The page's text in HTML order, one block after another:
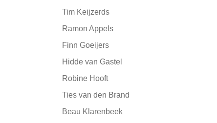
Tim Keijzerds
Ramon Appels
Finn Goeijers
Hidde van Gastel
Robine Hooft
Ties van den Brand
Beau Klarenbeek